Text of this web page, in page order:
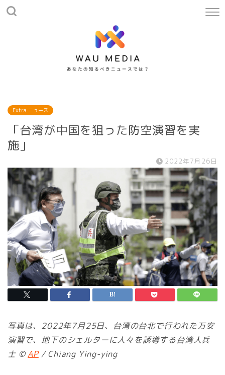
Extra ニュース
「台湾が中国を狙った防空演習を実
施」
2022年7月26日
写真は、2022年7月25日、台湾の台北で行われた万安
演習で、地下のシェルターに人々を誘導する台湾人兵
士 ©AP/ Chiang Ying-ying